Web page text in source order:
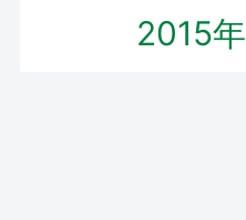
2015年